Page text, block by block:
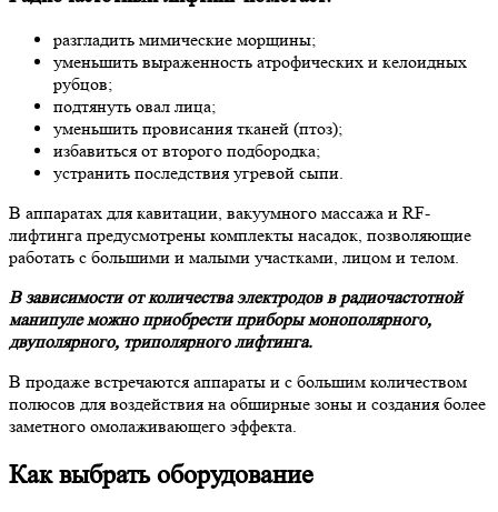
разгладить мимические морщины;
уменьшить выраженность атрофических и келоидных
рубцов;
подтянуть овал лица;
уменьшить провисания тканей (птоз);
избавиться от второго подбородка;
устранить последствия угревой сыпи.
В аппаратах для кавитации, вакуумного массажа и RF-
лифтинга предусмотрены комплекты насадок, позволяющие
работать с большими и малыми участками, лицом и телом.
В зависимости от количества электродов в радиочастотной
манипуле можно приобрести приборы монополярного,
двуполярного, триполярного лифтинга.
В продаже встречаются аппараты и с большим количеством
полюсов для воздействия на обширные зоны и создания более
заметного омолаживающего эффекта.
Как выбрать оборудование